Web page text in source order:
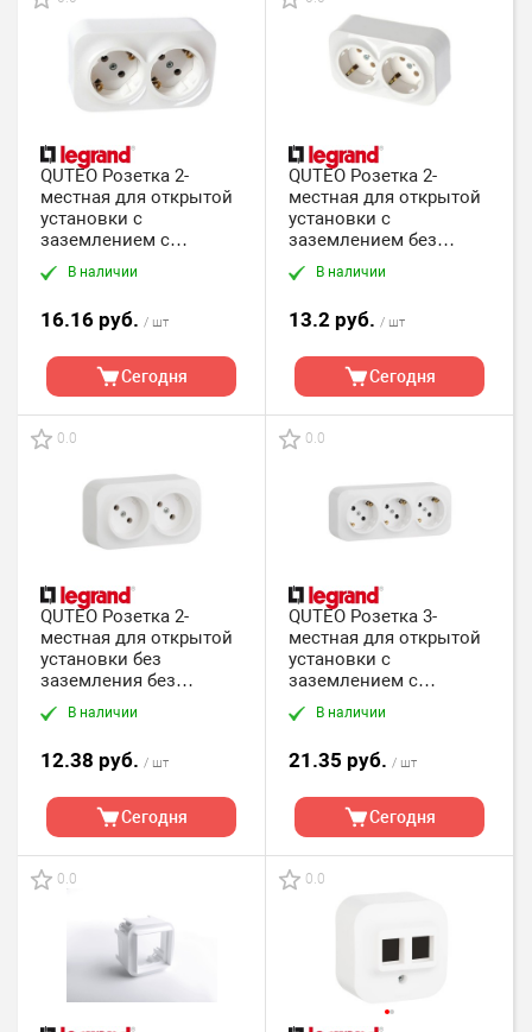
QUTEO Розетка 2-
местная для открытой
установки с
заземлением с
защитными шторками
с предварительным
белый
В наличии
16.16 руб. / шт
Сегодня
QUTEO Розетка 2-
местная для открытой
установки с
заземлением без
защитных шторок с
предварительным
белый
В наличии
13.2 руб. / шт
Сегодня
0.0
QUTEO Розетка 2-
местная для открытой
установки без
заземления без
защитных шторок с
предварительным
белый
В наличии
12.38 руб. / шт
Сегодня
0.0
QUTEO Розетка 3-
местная для открытой
установки с
заземлением с
защитными шторками
с предварительным
белый
В наличии
21.35 руб. / шт
Сегодня
0.0 0.0